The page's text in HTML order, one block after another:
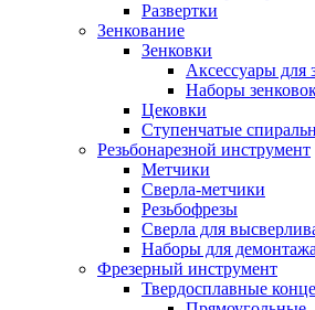
Развертки
Зенкование
Зенковки
Аксессуары для
Наборы
Цековки
Ступенчатые
Резьбонарезной инструмент
Метчики
Сверла-метчики
Резьбофрезы
Сверла для
Наборы для
Фрезерный инструмент
Твердосплавные